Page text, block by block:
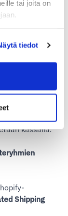
tai joita on
tiedot
oikein,
säännöt
kassalla.
Shipping